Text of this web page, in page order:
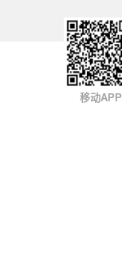
移动APP